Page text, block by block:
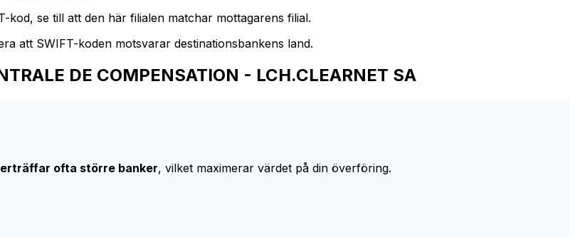
kod, se till att den här filialen matchar mottagarens filial.
att SWIFT-koden motsvarar destinationsbankens land.
DE COMPENSATION - LCH.CLEARNET SA
ofta större banker, vilket maximerar värdet på din överföring.